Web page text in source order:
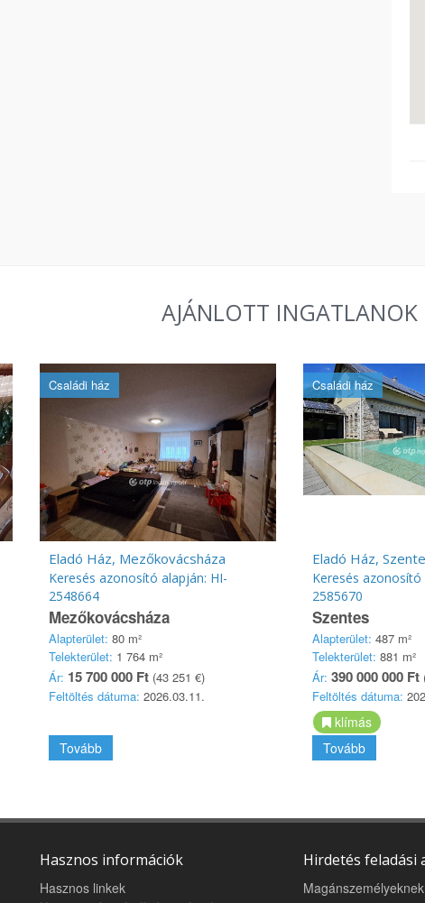
AJÁNLOTT INGATLANOK
Családi ház
Eladó Ház, Mezőkovácsháza
Keresés azonosító alapján: HI-
2548664
Mezőkovácsháza
Alapterület: 80 m²
Telekterület: 1 764 m²
Ár: 15 700 000 Ft(43 251 €)
Feltöltés dátuma: 2026.03.11.
Tovább
Családi ház
Eladó Ház,
Keresés azonosító
2585670
Szentes
Alapterület: 487 m²
Telekterület: 881 m²
Ár: 390 000 000 Ft
Feltöltés dátuma:
klímás
Tovább
Hasznos információk
Hasznos linkek
Hirdetés feladási
Magánszemélyeknek